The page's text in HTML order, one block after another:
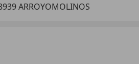
ARROYOMOLINOS